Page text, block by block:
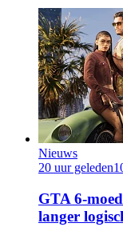
Nieuws
20 uur geleden
GTA 6-
langer